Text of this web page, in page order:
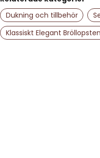
name
Namn
Dukning och tillbehör
Klassiskt Elegant